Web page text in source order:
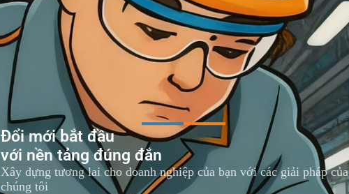
Đổi mới bắt đầu
với nền tảng đúng đắn
Xây dựng tương lai cho doanh nghiệp của bạn với các giải pháp của
chúng tôi